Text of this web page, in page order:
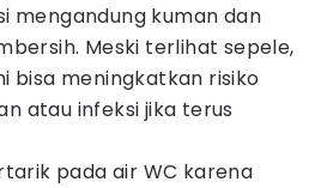
mengandung kuman dan
Meski terlihat sepele,
bisa meningkatkan risiko
atau infeksi jika terus
pada air WC karena